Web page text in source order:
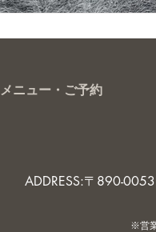
メニュー・ご予約
ADDRESS:〒890-
※営